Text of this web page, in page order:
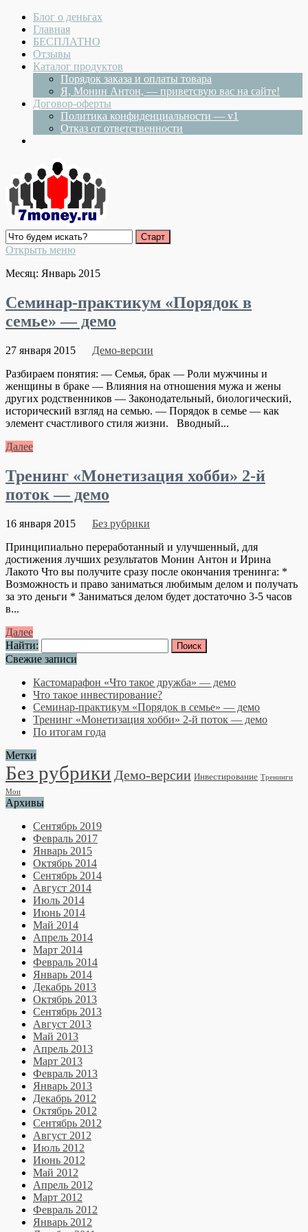
Блог о деньгах
Главная
БЕСПЛАТНО
Отзывы
Каталог продуктов
Порядок заказа и оплаты товара
Я, Монин Антон, — приветсвую вас на сайте!
Договор-оферты
Политика конфиденциальности — v1
Отказ от ответственности
Открыть меню
Месяц: Январь 2015
Семинар-практикум «Порядок в
семье» — демо
27 января 2015
Демо-версии
Разбираем понятия: — Семья, брак — Роли мужчины и
женщины в браке — Влияния на отношения мужа и жены
других родственников — Законодательный, биологический,
исторический взгляд на семью. — Порядок в семье — как
элемент счастливого стиля жизни. Вводный...
Далее
Тренинг «Монетизация хобби» 2-й
поток — демо
16 января 2015
Без рубрики
Принципиально переработанный и улучшенный, для
достижения лучших результатов Монин Антон и Ирина
Лакото Что вы получите сразу после окончания тренинга: *
Возможность и право заниматься любимым делом и получать
за это деньги * Заниматься делом будет достаточно 3-5 часов
в...
Далее
Найти:
Свежие записи
Кастомарафон «Что такое дружба» — демо
Что такое инвестирование?
Семинар-практикум «Порядок в семье» — демо
Тренинг «Монетизация хобби» 2-й поток — демо
По итогам года
Метки
Без рубрики Демо-версии Инвестирование Тренинги
Мои
Архивы
Сентябрь 2019
Февраль 2017
Январь 2015
Октябрь 2014
Сентябрь 2014
Август 2014
Июль 2014
Июнь 2014
Май 2014
Апрель 2014
Март 2014
Февраль 2014
Январь 2014
Декабрь 2013
Октябрь 2013
Сентябрь 2013
Август 2013
Май 2013
Апрель 2013
Март 2013
Февраль 2013
Январь 2013
Декабрь 2012
Октябрь 2012
Сентябрь 2012
Август 2012
Июль 2012
Июнь 2012
Май 2012
Апрель 2012
Март 2012
Февраль 2012
Январь 2012